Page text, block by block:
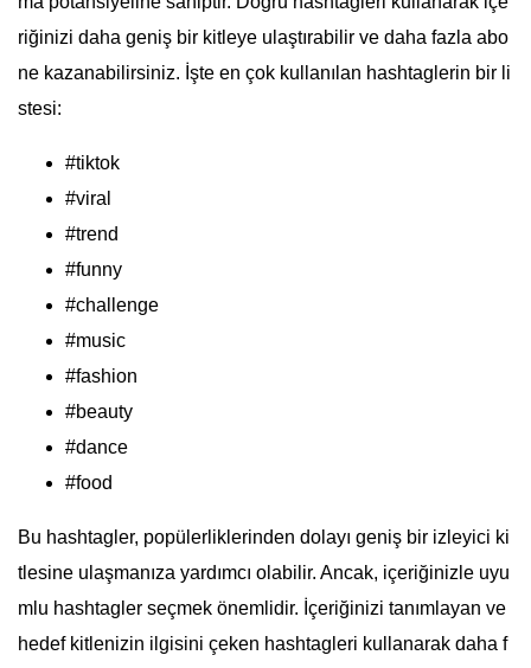
riğinizi daha geniş bir kitleye ulaştırabilir ve daha fazla abo
ne kazanabilirsiniz. İşte en çok kullanılan hashtaglerin bir li
stesi:
#tiktok
#viral
#trend
#funny
#challenge
#music
#fashion
#beauty
#dance
#food
Bu hashtagler, popülerliklerinden dolayı geniş bir izleyici ki
tlesine ulaşmanıza yardımcı olabilir. Ancak, içeriğinizle uyu
mlu hashtagler seçmek önemlidir. İçeriğinizi tanımlayan ve
hedef kitlenizin ilgisini çeken hashtagleri kullanarak daha f